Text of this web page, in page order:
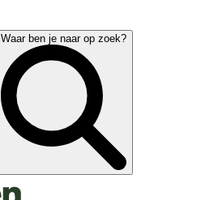
Waar ben je naar op zoek?